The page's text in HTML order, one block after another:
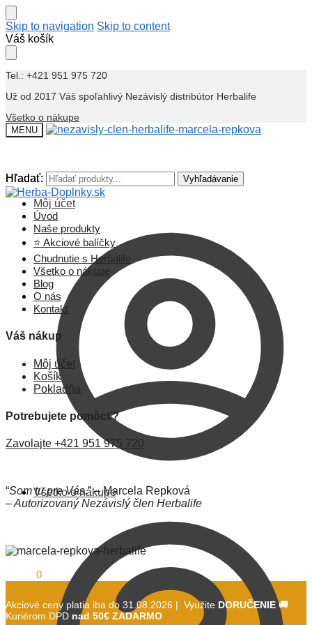
Skip to navigation Skip to content
Váš košík
Tel.: +421 951 975 720
Už od 2017 Váš spoľahlivý Nezávislý distribútor Herbalife
Všetko o nákupe
MENU
Hľadať: Vyhľadávanie
Môj účet
Všetko o nákupe
Hľadať: Vyhľadávanie
Úvod
Naše produkty
⭐ Akciové balíčky
Chudnutie s Herbalife
Všetko o nákupe
Blog
O nás
Kontakt
Váš nákup
Môj účet
Košík
Pokladňa
Potrebujete pomôcť?
Zavolajte +421 951 975 720
“Som tu pre Vás.” – Marcela Repková
– Autorizovaný Nezávislý člen Herbalife
0
Akciové ceny platia iba do 31.08.2026 | Využite DORUČENIE🚚
Kuriérom DPD nad 50€ ZADARMO